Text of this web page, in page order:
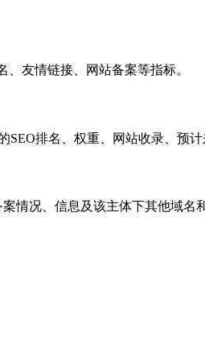
友情链接、网站备案等指标。
排名、权重、网站收录、预
情况、信息及该主体下其他域名